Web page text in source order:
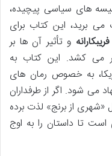
های سیاسی پیچیده،
برید، این کتاب برای
و تأثیر آن ها بر
می کشد. این کتاب به
ادبیات داستانی قرن ۲۱ آمریکا، به خصوص رمان های
می شود. اگر از طرفداران
«شهری از برنج» لذت برده
تا داستان را به اوج